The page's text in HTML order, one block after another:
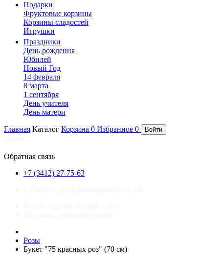
Подарки
Фруктовые корзины
Корзины сладостей
Игрушки
Праздники
День рождения
Юбилей
Новый Год
14 февраля
8 марта
1 сентября
День учителя
День матери
Главная Каталог Корзина 0 Избранное 0 Войти
Обратная связь
+7 (3412) 27-75-63
Розы
Букет "75 красных роз" (70 см)